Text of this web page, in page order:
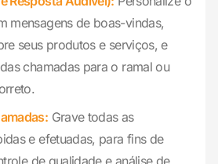
mensagens de boas-vindas,
seus produtos e serviços, e
chamadas para o ramal ou
Grave todas as
e efetuadas, para fins de